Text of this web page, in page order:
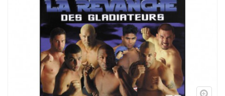
Accessoires
Tatamis
Décoration
Voir plus